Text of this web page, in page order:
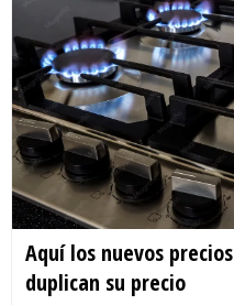
Aquí los nuevos
duplican su precio